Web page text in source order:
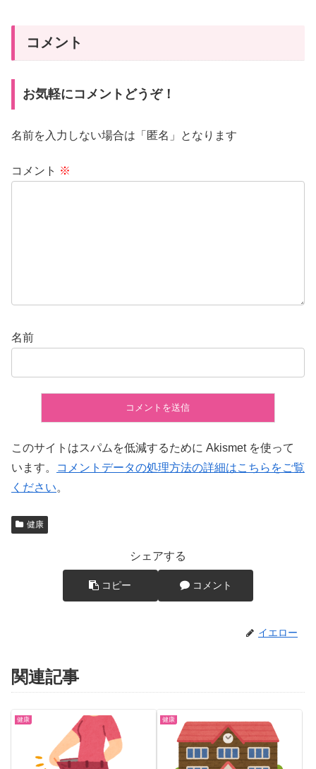
コメント
お気軽にコメントどうぞ！
名前を入力しない場合は「匿名」となります
コメント ※
名前
このサイトはスパムを低減するために Akismet を使って
います。
コメントデータの処理方法の詳細はこちらをご覧
ください。
健康
シェアする
コピー コメント
イエロー
関連記事
健康 健康